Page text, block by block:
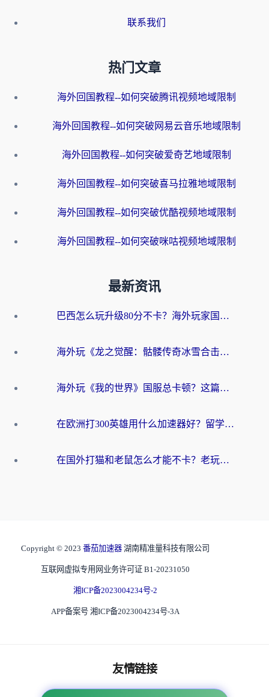
联系我们
热门文章
海外回国教程--如何突破腾讯视频地域限制
海外回国教程--如何突破网易云音乐地域限制
海外回国教程--如何突破爱奇艺地域限制
海外回国教程--如何突破喜马拉雅地域限制
海外回国教程--如何突破优酷视频地域限制
海外回国教程--如何突破咪咕视频地域限制
最新资讯
巴西怎么玩升级80分不卡？海外玩家国服游戏加速器终极指南（附避坑技巧）
海外玩《龙之觉醒：骷髅传奇冰雪合击》延迟高？这篇指南帮你解决卡顿烦恼！
海外玩《我的世界》国服总卡顿？这篇我的世界游戏加速器指南帮你解决所有问题
在欧洲打300英雄用什么加速器好？留学生亲测有效的解决方案来了
在国外打猫和老鼠怎么才能不卡？老玩家亲测的终极加速指南
Copyright © 2023 番茄加速器 湖南精准量科技有限公司
互联网虚拟专用网业务许可证 B1-20231050
湘ICP备2023004234号-2
APP备案号 湘ICP备2023004234号-3A
友情链接